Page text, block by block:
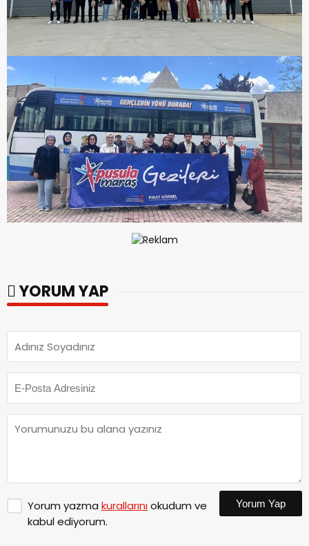
YORUM YAP
Yorum yazma kurallarınıokudum ve
kabul ediyorum.
Yorum Yap